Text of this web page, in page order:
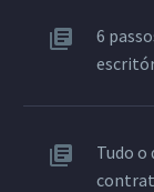
6
Tudo o